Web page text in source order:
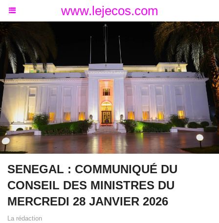
www.lejecos.com
SENEGAL : COMMUNIQUÉ DU
CONSEIL DES MINISTRES DU
MERCREDI 28 JANVIER 2026
La rédaction